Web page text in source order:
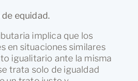
equidad.
implica que los
en situaciones similares
igualitario ante la misma
trata solo de igualdad